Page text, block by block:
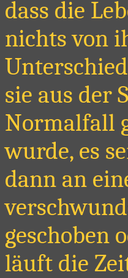
dass die
nichts von
sie aus der
Normalfall
wurde, es
dann an
geschoben
läuft die